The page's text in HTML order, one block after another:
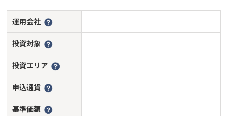
運用会社
投資対象
投資エリア
申込通貨
基準価額